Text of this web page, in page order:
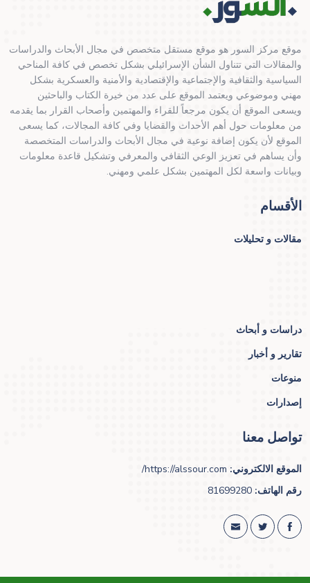
موقع مركز السور هو موقع مستقل متخصص في مجال الأبحاث والدراسات
والمقالات التي تتناول الشأن الإسرائيلي بشكل تخصص في كافة المناحي
السياسية والثقافية والإجتماعية والإقتصادية والأمنية والعسكرية بشكل
مهني وموضوعي ويعتمد الموقع على عدد من خيرة الكتاب والباحثين
ويسعى الموقع أن يكون مرجعاً للقراء والمهتمين وأصحاب القرار بما يقدمه
من معلومات حول أهم الأحداث والقضايا وفي كافة المجالات، كما يسعى
الموقع لأن يكون إضافة نوعية في مجال الأبحاث والدراسات المتخصصة
وأن يساهم في تعزيز الوعي الثقافي والمعرفي وتشكيل قاعدة معلومات
وبيانات واسعة لكل المهتمين بشكل علمي ومهني.
الأقسام
مقالات و تحليلات
دراسات و أبحاث
تقارير و أخبار
منوعات
إصدارات
تواصل معنا
الموقع الالكتروني: https://alssour.com/
رقم الهاتف: 81699280